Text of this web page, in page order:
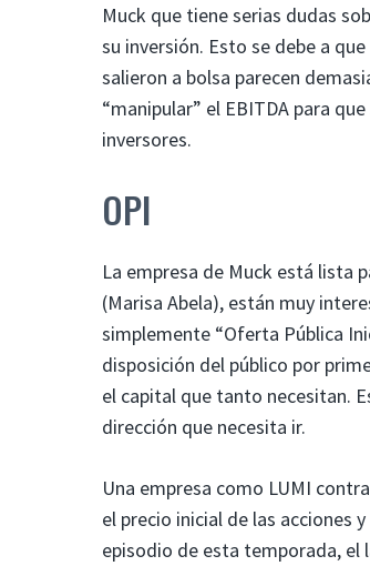
Muck que tiene serias dudas
su inversión. Esto se debe a
salieron a bolsa parecen
“manipular” el EBITDA para
inversores.
OPI
La empresa de Muck está lista
(Marisa Abela), están muy
simplemente “Oferta Pública
disposición del público por
el capital que tanto necesitan.
dirección que necesita ir.
Una empresa como LUMI
el precio inicial de las acciones
episodio de esta temporada, el